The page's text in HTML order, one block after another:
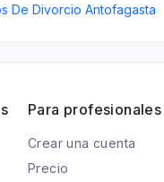
De Divorcio Antofagasta
Para profesionales
Crear una cuenta
Precio